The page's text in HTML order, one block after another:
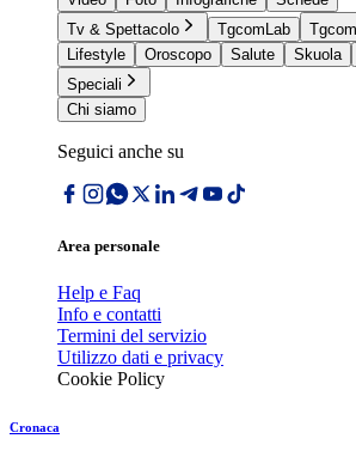
Tv & Spettacolo
TgcomLab
Lifestyle
Oroscopo Salute Skuola
Speciali
Chi siamo
Seguici anche su
Area personale
Help e Faq
Info e contatti
Termini del servizio
Utilizzo dati e privacy
Cookie Policy
Cronaca